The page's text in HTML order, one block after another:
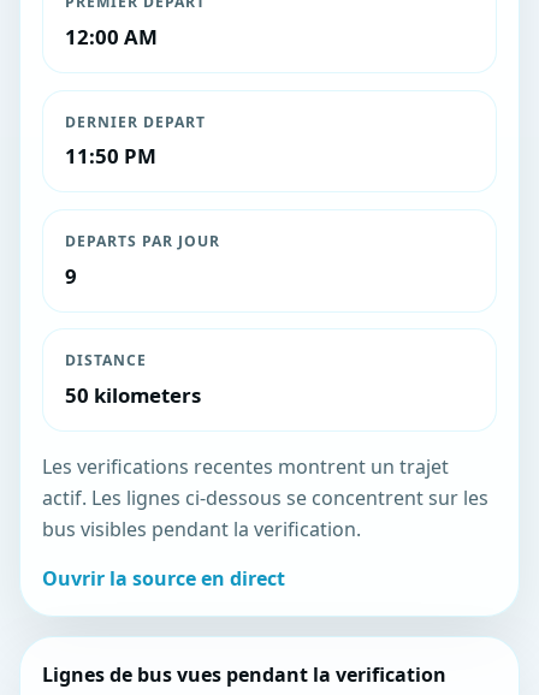
12:00 AM
DERNIER DEPART
11:50 PM
DEPARTS PAR JOUR
9
DISTANCE
50 kilometers
Les verifications recentes montrent un trajet
actif. Les lignes ci-dessous se concentrent sur les
bus visibles pendant la verification.
Ouvrir la source en direct
Lignes de bus vues pendant la verification